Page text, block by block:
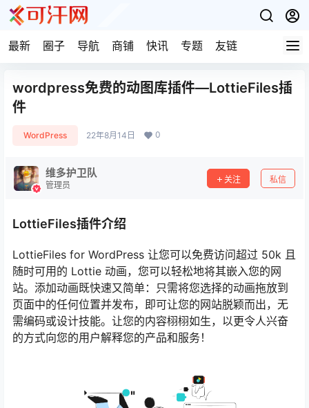
最新 圈子 导航 商铺 快讯 专题 友链
wordpress免费的动图库插件—LottieFiles插
件
WordPress 22年8月14日 0
维多护卫队
管理员
关注 私信
LottieFiles插件介绍
LottieFiles for WordPress 让您可以免费访问超过 50k 且
随时可用的 Lottie 动画，您可以轻松地将其嵌入您的网
站。添加动画既快速又简单：只需将您选择的动画拖放到
页面中的任何位置并发布，即可让您的网站脱颖而出，无
需编码或设计技能。让您的内容栩栩如生，以更令人兴奋
的方式向您的用户解释您的产品和服务！